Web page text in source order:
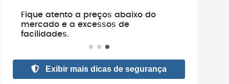
Fique atento a preços abaixo do
mercado e a excessos de
facilidades.
Exibir mais dicas de segurança